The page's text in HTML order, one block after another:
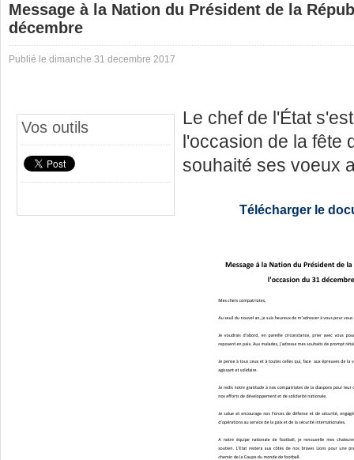
Message à la Nation du Président de la
décembre
Publié le dimanche 31 decembre 2017
Vos outils
Le chef de l'État
l'occasion de la fête
souhaité ses voeux
Télécharger le